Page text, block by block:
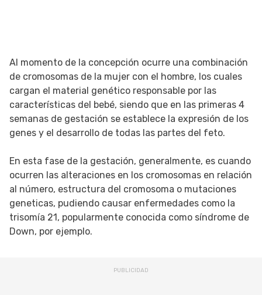
Al momento de la concepción ocurre una combinación
de cromosomas de la mujer con el hombre, los cuales
cargan el material genético responsable por las
características del bebé, siendo que en las primeras 4
semanas de gestación se establece la expresión de los
genes y el desarrollo de todas las partes del feto.
En esta fase de la gestación, generalmente, es cuando
ocurren las alteraciones en los cromosomas en relación
al número, estructura del cromosoma o mutaciones
geneticas, pudiendo causar enfermedades como la
trisomía 21, popularmente conocida como síndrome de
Down, por ejemplo.